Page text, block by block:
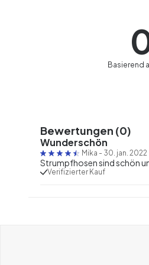
Basierend
Bewertungen (0)
Wunderschön
Mika - 30. jan. 2022
Strumpfhosen sind schön
Verifizierter Kauf